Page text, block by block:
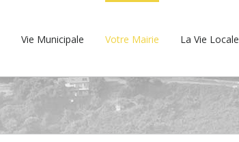
Vie Municipale Votre Mairie La Vie Locale